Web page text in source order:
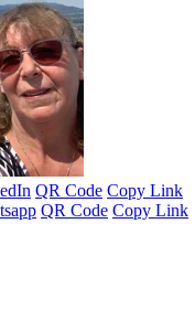
QR Code Copy Link
QR Code Copy Link